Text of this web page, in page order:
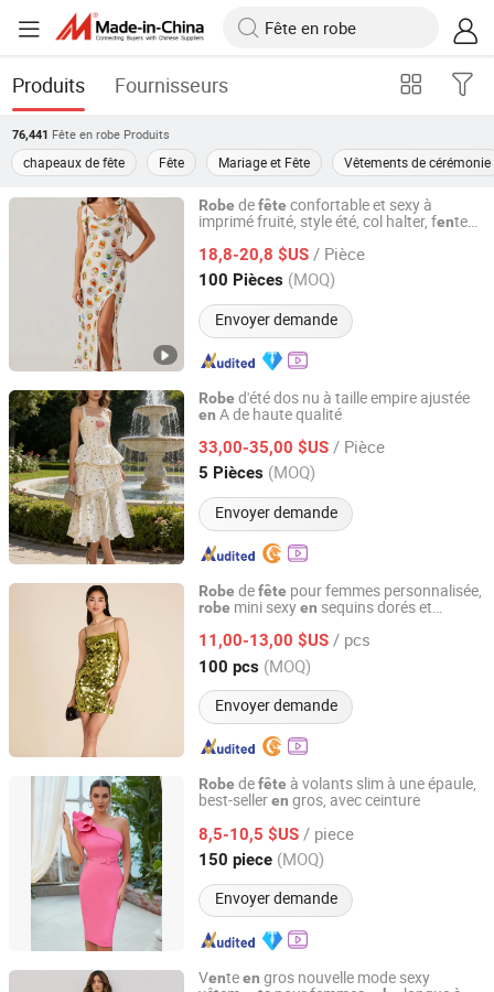
Produits Fournisseurs
76,441 Fête en robe Produits
chapeaux de fête Fête Mariage et Fête Vêtements de cérémonie
Robe defête confortable et sexy à
imprimé fruité, style été, col halter, fente
18,8-20,8 $US / Pièce
100 Pièces (MOQ)
Envoyer demande
Dongguan Xiuyu Fashion Garment Co., Ltd.
Guangdong, China Depuis 2025
Robe d'été dos nu à taille empire ajustée
en A de haute qualité
33,00-35,00 $US / Pièce
5 Pièces (MOQ)
Envoyer demande
Quanzhou Gaomei Trading Co., Ltd
Fujian, China Depuis 2026
Robe defête pour femmes personnalisée,
robe mini sexyen sequins dorés et
luxueuses pour lesfêtes
11,00-13,00 $US / pcs
100 pcs (MOQ)
Envoyer demande
Dodoria Garments Limited
Guangdong, China Depuis 2025
Robe defête à volants slim à une épaule,
best-selleren gros, avec ceinture
8,5-10,5 $US / piece
150 piece (MOQ)
Envoyer demande
GUANGZHOU SICHEM GARMENT CO., LTD
Guangdong, China Depuis 2021
Venteen gros nouvelle mode sexy